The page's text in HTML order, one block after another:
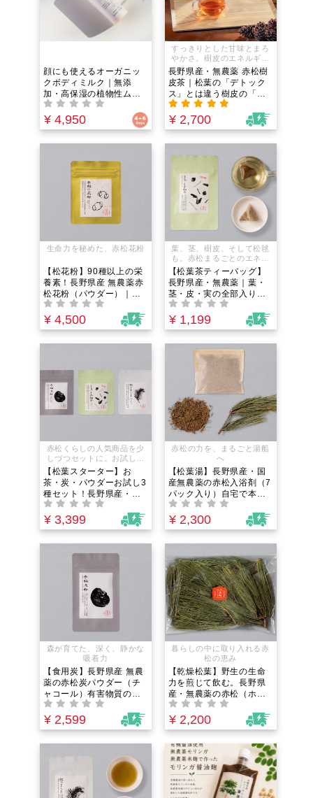
顔にも使えるオーガニッ
クボディミルク｜無添
加・高保湿の植物性ムス
ク｜乾燥肌や敏感肌に。
べたつかず潤う「全身用
乳液」
¥ 4,950
すっきりとした甘味とまろ
やかさ。樹皮のエネルギー
をまるごといただく至福の
お茶
長野県産・無農薬 赤松樹
皮茶｜松葉の「デトック
ス」とは違う樹皮の「防
御力」ならこれ。ピクノ
ジェノール（OPC）含
有！サビやダメージから
¥ 2,700
生命力を秘めた、赤松花粉
【松花粉】90種以上の栄
養素！長野県産 無農薬赤
松花粉（パウダー）｜ア
ミノ酸スコア100の「食
べる美容液」。必須アミ
ノ酸・亜鉛・ビタミン含
¥ 4,500
葉、茎、樹皮、そして松毬
も。赤松まるごとのエネル
ギーを一杯に。
【松葉茶ティーバッグ】
長野県産・無農薬｜葉・
茎・皮・実の全部入り！
お湯を注ぐだけ。デトッ
クスの葉と防御の樹皮を
一度に摂る「野生のブレ
¥ 1,199
赤松くらしの人気商品を少
しづつセットに。お試しに
もプレゼントにも。
【松葉スターター】お
茶・炭・パウダーお試し3
種セット！長野県産・無
農薬｜飲み比べ・使い分
け実験に。飲む・食べ
る・デトックス・守るを
¥ 3,399
赤松の力を、まるごと湯船
へ
【松葉湯】長野県産・国
産無農薬の赤松入浴剤（7
パック入り）自宅で本格
森林浴！経皮吸収で取り
込む野生の力。冷えや疲
れ、肌トラブルに｜有害
ム。
¥ 2,300
森が育てた、深く、静かな
吸着力
【食用炭】長野県産 無農
薬の赤松炭パウダー（チ
ャコール）有害物質の吸
着に。解毒の知恵。添加
物や重金属が気になる方
の「飲む」体内クレンズ
¥ 2,599
暮らしの中に取り入れる赤
松の恵み
【乾燥松葉】野生の生命
力を煎じて飲む。長野県
産・無農薬の赤松（ホー
ル）｜信州産ワイルドク
ラフト。体を守り、本来
の力を取り戻すための
香作りに。
¥ 2,200